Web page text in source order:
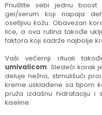
Priuštite sebi jednu boost
gel/serum koji napaja
osetljivu kožu. Obavezan
lice, a ova rutina takođe
faktora koji sadrže najbolje
Vaši večernji rituali
umivalicom. Sledeći korak
deluje nežno, stimulišući
kreme usklađene sa tipom
pruža izdašnu hidrataciju i
kiseline.